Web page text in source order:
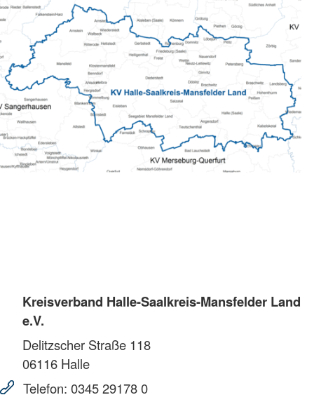
Kreisverband Halle-Saalkreis-Mansfelder Land
e.V.
Delitzscher Straße 118
06116 Halle
Telefon: 0345 29178 0